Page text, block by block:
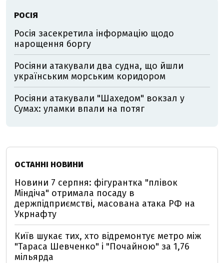
РОСІЯ
Росія засекретила інформацію щодо
нарощення боргу
Росіяни атакували два судна, що йшли
українським морським коридором
Росіяни атакували "Шахедом" вокзал у
Сумах: уламки впали на потяг
ОСТАННІ НОВИНИ
Новини 7 серпня: фігурантка "плівок
Міндіча" отримала посаду в
держпідприємстві, масована атака РФ на
Укрнафту
Київ шукає тих, хто відремонтує метро між
"Тараса Шевченко" і "Почайною" за 1,76
мільярда